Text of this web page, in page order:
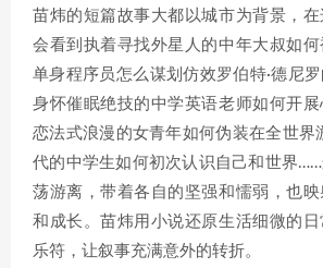
苗炜的短篇故事大都以城市为背景，
会看到执着寻找外星人的中年大叔如何
单身程序员怎么谋划仿效罗伯特·德尼
身怀催眠绝技的中学英语老师如何开
恋法式浪漫的女青年如何伪装在全世界
代的中学生如何初次认识自己和世界
荡游离，带着各自的坚强和懦弱，也
和成长。苗炜用小说还原生活细微的
乐符，让叙事充满意外的转折。